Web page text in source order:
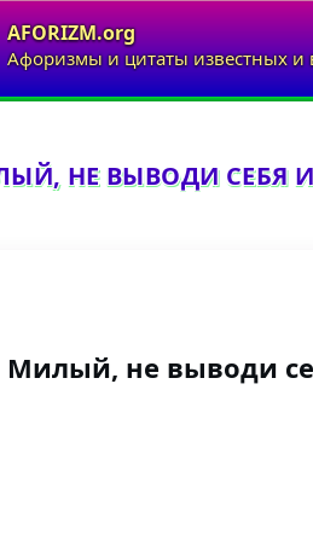
AFORIZM.org
Афоризмы и цитаты известных и
НЕ ВЫВОДИ СЕБЯ
Милый, не выводи